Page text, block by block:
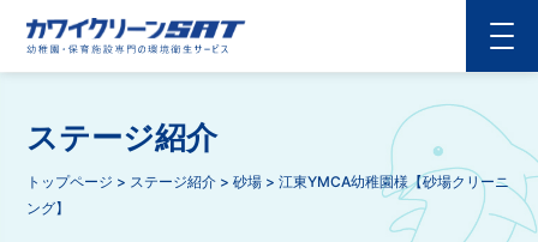
ステージ紹介
トップページ > ステージ紹介 > 砂場 > 江東YMCA幼稚園様【砂場クリーニ
ング】